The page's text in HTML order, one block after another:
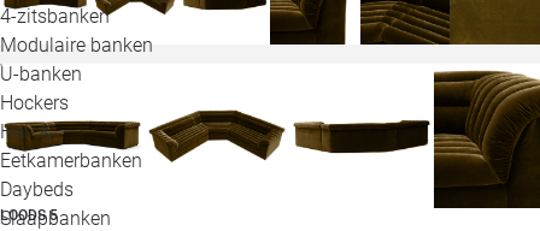
4-zitsbanken
Modulaire banken
U-banken
Hockers
Hal- &
Eetkamerbanken
Daybeds
Slaapbanken
LOODS 5